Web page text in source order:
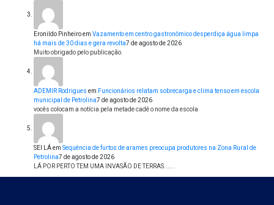
Eronildo Pinheiroem Vazamento em centro gastronômico desperdiça água limpa
há mais de 30 dias e gera revolta7 de agosto de 2026
Muito obrigado pelo publicação.
ADEMIR Rodrigues em Funcionários relatam sobrecarga e clima tenso em escola
municipal de Petrolina7 de agosto de 2026
vocês colocam a notícia pela metade cadê o nome da escola
SEI LÁem Sequência de furtos de arames preocupa produtores na Zona Rural de
Petrolina7 de agosto de 2026
LÁ POR PERTO TEM UMA INVASÃO DE TERRAS......